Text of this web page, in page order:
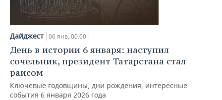
Дайджест 06 янв, 00:00
День в истории 6 января: наступил
сочельник, президент Татарстана стал
раисом
Ключевые годовщины, дни рождения, интересные
события 6 января 2026 года